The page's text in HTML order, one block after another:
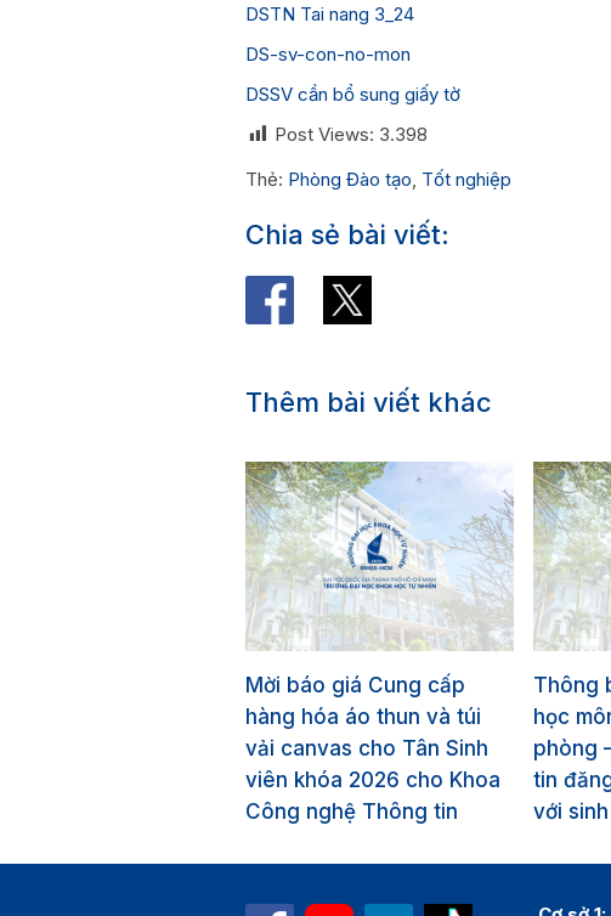
DSTN Tai nang 3_24
DS-sv-con-no-mon
DSSV cần bổ sung giấy tờ
Post Views: 3.398
Thẻ: Phòng Đào tạo, Tốt nghiệp
Chia sẻ bài viết:
Thêm bài viết khác
Mời báo giá Cung cấp
hàng hóa áo thun và túi
vải canvas cho Tân Sinh
viên khóa 2026 cho Khoa
Công nghệ Thông tin
Thông
học
phòng
tin
với